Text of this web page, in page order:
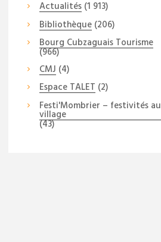
Actualités(1 913)
Bibliothèque(206)
Bourg Cubzaguais Tourisme
(966)
CMJ (4)
Espace TALET (2)
Festi'Mombrier – festivités au
village
(43)